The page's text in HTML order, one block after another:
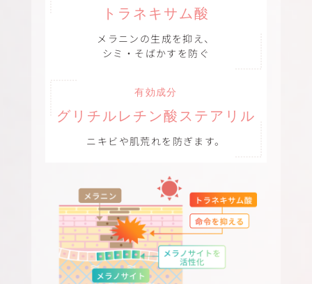
トラネキサム酸
メラニンの生成を抑え、
シミ・そばかすを防ぐ
有効成分
グリチルレチン酸ステアリル
ニキビや肌荒れを防ぎます。